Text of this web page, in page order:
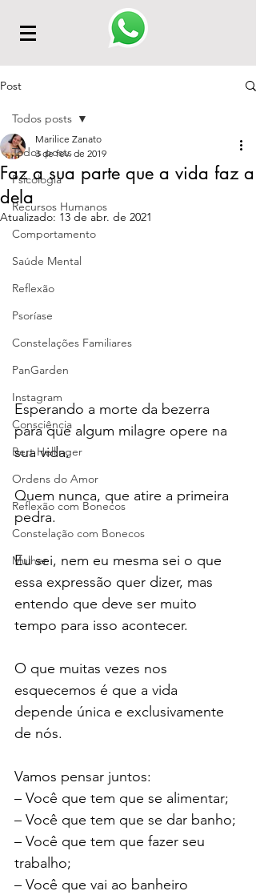
Post
Todos posts
Psicologia
Recursos Humanos
Comportamento
Saúde Mental
Reflexão
Psoríase
Constelações Familiares
PanGarden
Instagram
Consciência
Bert Hellinger
Ordens do Amor
Reflexão com Bonecos
Constelação com Bonecos
Mulher
Todos posts
Faz a sua parte que a vida faz a
dela
Marilice Zanato
3 de fev. de 2019
Atualizado: 13 de abr. de 2021
Esperando a morte da bezerra
para que algum milagre opere na
sua vida.
Quem nunca, que atire a primeira
pedra.
Eu sei, nem eu mesma sei o que
essa expressão quer dizer, mas
entendo que deve ser muito
tempo para isso acontecer.
O que muitas vezes nos
esquecemos é que a vida
depende única e exclusivamente
de nós.
Vamos pensar juntos:
– Você que tem que se alimentar;
– Você que tem que se dar banho;
– Você que tem que fazer seu
trabalho;
– Você que vai ao banheiro